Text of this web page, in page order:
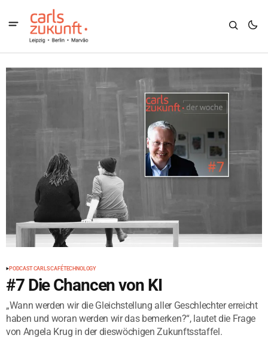
PODCAST CARLS CAFÉTECHNOLOGY
#7 Die Chancen von KI
„Wann werden wir die Gleichstellung aller Geschlechter erreicht
haben und woran werden wir das bemerken?“, lautet die Frage
von Angela Krug in der dieswöchigen Zukunftsstaffel.